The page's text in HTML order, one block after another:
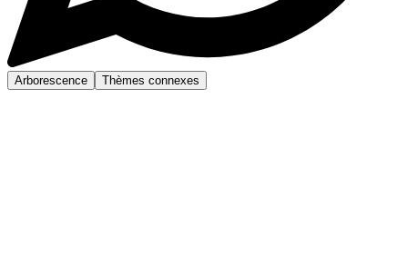
Arborescence Thèmes connexes